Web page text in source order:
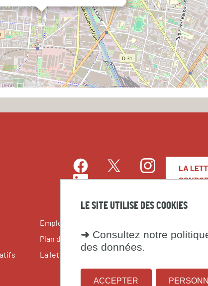
LE SITE UTILISE DES COOKIES
➜ Consultez notre
des données.
ACCEPTER
FacebookTwitter
Instagram
LA
Emplois et stages
Plan du site
La lettre du Campus Condorcet